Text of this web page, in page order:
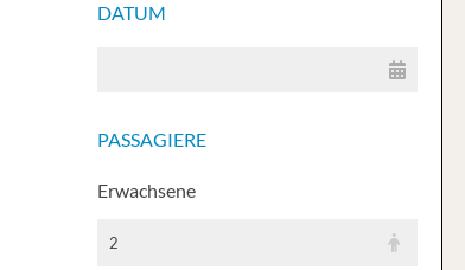
DATUM
PASSAGIERE
Erwachsene
2